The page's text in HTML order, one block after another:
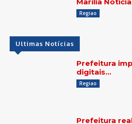
Regiao
Ultimas Notícias
Prefeitura
digitais…
Regiao
Prefeitura